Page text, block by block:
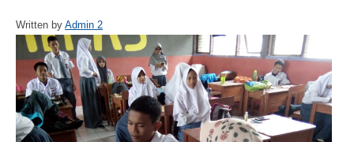
Written by Admin 2